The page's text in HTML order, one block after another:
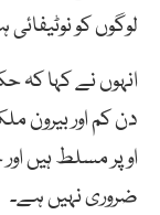
لوگوں کو نوٹیفائی
انہوں نے کہا کہ
دن کم اور بیرون
اوپر مسلط ہیں
ضروری نہیں ہے۔